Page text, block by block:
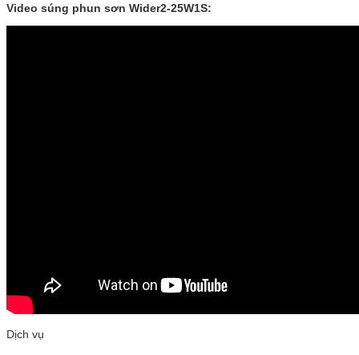
Video súng phun sơn Wider2-25W1S:
Dịch vụ